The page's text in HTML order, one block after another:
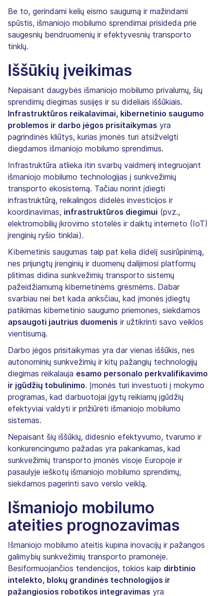
Be to, gerindami kelių eismo saugumą ir mažindami
spūstis, išmaniojo mobilumo sprendimai prisideda prie
saugesnių bendruomenių ir efektyvesnių transporto
tinklų.
Iššūkių įveikimas
Nepaisant daugybės išmaniojo mobilumo privalumų, šių
sprendimų diegimas susijęs ir su dideliais iššūkiais.
Infrastruktūros reikalavimai, kibernetinio saugumo
problemos ir darbo jėgos prisitaikymas yra
pagrindinės kliūtys, kurias įmonės turi atsižvelgti
diegdamos išmaniojo mobilumo sprendimus.
Infrastruktūra atlieka itin svarbų vaidmenį integruojant
išmaniojo mobilumo technologijas į sunkvežimių
transporto ekosistemą. Tačiau norint įdiegti
infrastruktūrą, reikalingos didelės investicijos ir
koordinavimas, infrastruktūros diegimui (pvz.,
elektromobilių įkrovimo stotelės ir daiktų interneto (IoT)
įrenginių ryšio tinklai).
Kibernetinis saugumas taip pat kelia didelį susirūpinimą,
nes prijungtų įrenginių ir duomenų dalijimosi platformų
plitimas didina sunkvežimių transporto sistemų
pažeidžiamumą kibernetinėms grėsmėms. Dabar
svarbiau nei bet kada anksčiau, kad įmonės įdiegtų
patikimas kibernetinio saugumo priemones, siekdamos
apsaugoti jautrius duomenis ir užtikrinti savo veiklos
vientisumą.
Darbo jėgos prisitaikymas yra dar vienas iššūkis, nes
autonominių sunkvežimių ir kitų pažangių technologijų
diegimas reikalauja esamo personalo perkvalifikavimo
ir įgūdžių tobulinimo. Įmonės turi investuoti į mokymo
programas, kad darbuotojai įgytų reikiamų įgūdžių
efektyviai valdyti ir prižiūrėti išmaniojo mobilumo
sistemas.
Nepaisant šių iššūkių, didesnio efektyvumo, tvarumo ir
konkurencingumo pažadas yra pakankamas, kad
sunkvežimių transporto įmonės visoje Europoje ir
pasaulyje ieškotų išmaniojo mobilumo sprendimų,
siekdamos pagerinti savo verslo veiklą.
Išmaniojo mobilumo
ateities prognozavimas
Išmaniojo mobilumo ateitis kupina inovacijų ir pažangos
galimybių sunkvežimių transporto pramonėje.
Besiformuojančios tendencijos, tokios kaip dirbtinio
intelekto, blokų grandinės technologijos ir
pažangiosios robotikos integravimas yra